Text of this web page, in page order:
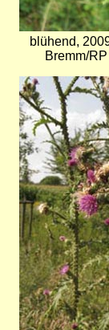
blühend,
Bremm/
Bild